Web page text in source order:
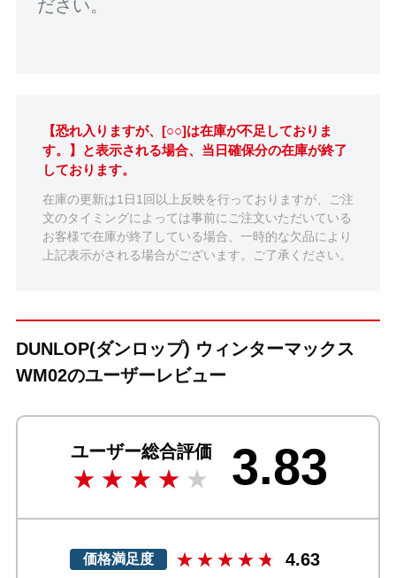
ださい。
【恐れ入りますが、[○○]は在庫が不足しておりま
す。】と表示される場合、当日確保分の在庫が終了
しております。
在庫の更新は1日1回以上反映を行っておりますが、ご注
文のタイミングによっては事前にご注文いただいている
お客様で在庫が終了している場合、一時的な欠品により
上記表示がされる場合がございます。ご了承ください。
DUNLOP(ダンロップ) ウィンターマックス
WM02のユーザーレビュー
ユーザー総合評価 3.83
価格満足度 4.63